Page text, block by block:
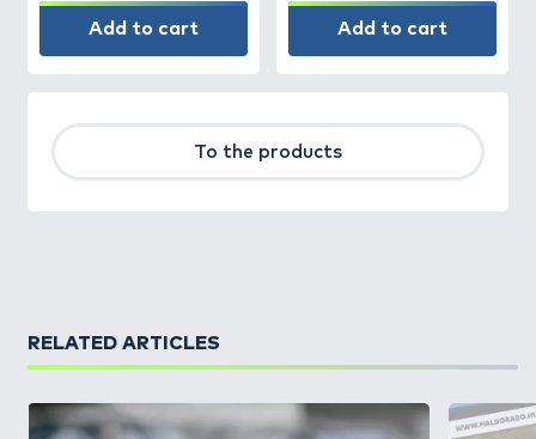
Add to cart Add to cart
To the products
RELATED ARTICLES